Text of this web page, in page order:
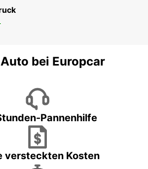
bei Europcar
Pannenhilfe
versteckten Kosten